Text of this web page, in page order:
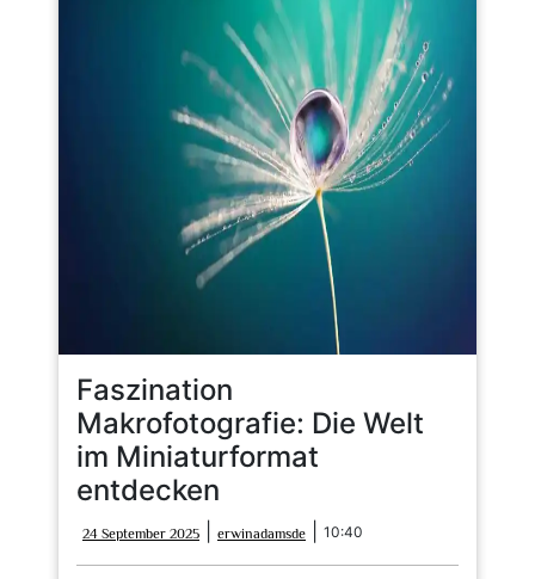
Faszination
Makrofotografie: Die Welt
im Miniaturformat
entdecken
24 September 2025
September
2025
erwinadamsde erwinadamsde
10:40